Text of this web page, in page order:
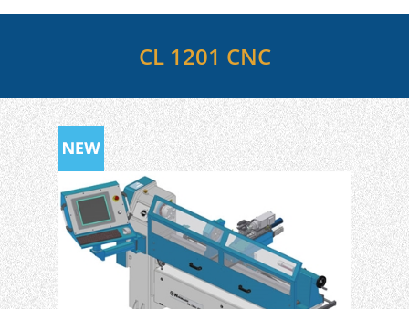
CL 1201 CNC